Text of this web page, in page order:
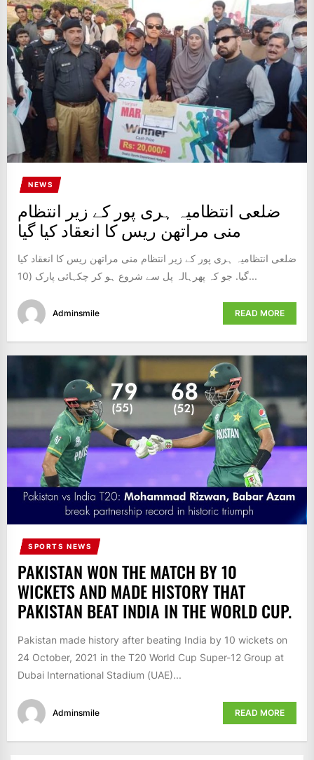
IT
BROADCASTS
NEWS
UPDATE,
CURRENT
AFFAIRS
&
ENTERTAINMENT
SHOWS
NEWS
ضلعی انتظامیہ ہری پور کے زیر انتظام
منی مراتھن ریس کا انعقاد کیا گیا
ضلعی انتظامیہ ہری پور کے زیر انتظام منی مراتھن ریس کا انعقاد کیا
گیا. جو کہ پھرہالہ پل سے شروع ہو کر چکہائی پارک (10...
Adminsmile READ MORE
SPORTS NEWS
PAKISTAN WON THE MATCH BY 10
WICKETS AND MADE HISTORY THAT
PAKISTAN BEAT INDIA IN THE WORLD CUP.
Pakistan made history after beating India by 10 wickets on
24 October, 2021 in the T20 World Cup Super-12 Group at
Dubai International Stadium (UAE)...
Adminsmile READ MORE